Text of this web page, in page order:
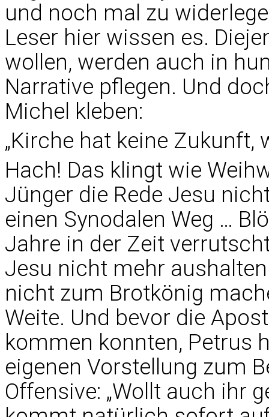
und noch mal zu
Leser hier wissen es.
wollen, werden auch in
Narrative pflegen. Und
Michel kleben:
„Kirche hat keine Zukunft,
Hach! Das klingt wie
Jünger die Rede Jesu
einen Synodalen Weg …
Jahre in der Zeit
Jesu nicht mehr
nicht zum Brotkönig
Weite. Und bevor die
kommen konnten, Petrus
eigenen Vorstellung zum
Offensive: „Wollt auch ihr